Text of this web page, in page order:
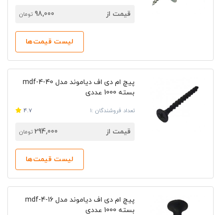
قیمت از 98,000 تومان
لیست قیمت‌ها
پیچ ام دی اف دیاموند مدل mdf-4-40
بسته 1000 عددی
تعداد فروشندگان :1 4.7
قیمت از 294,000 تومان
لیست قیمت‌ها
پیچ ام دی اف دیاموند مدل mdf-4-16
بسته 1000 عددی